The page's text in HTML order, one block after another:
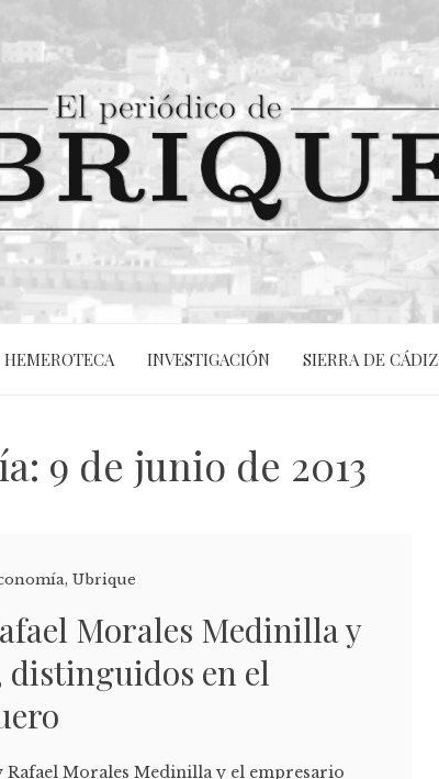
HEMEROTECA INVESTIGACIÓN SIERRA DE CÁDIZ
9 de junio de 2013
,Ubrique
Morales Medinilla y
distinguidos en el
Rafael Morales Medinilla y el empresario